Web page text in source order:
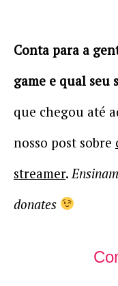
Conta para a
game e qual
que chegou até
nosso post sobre
streamer.
donates